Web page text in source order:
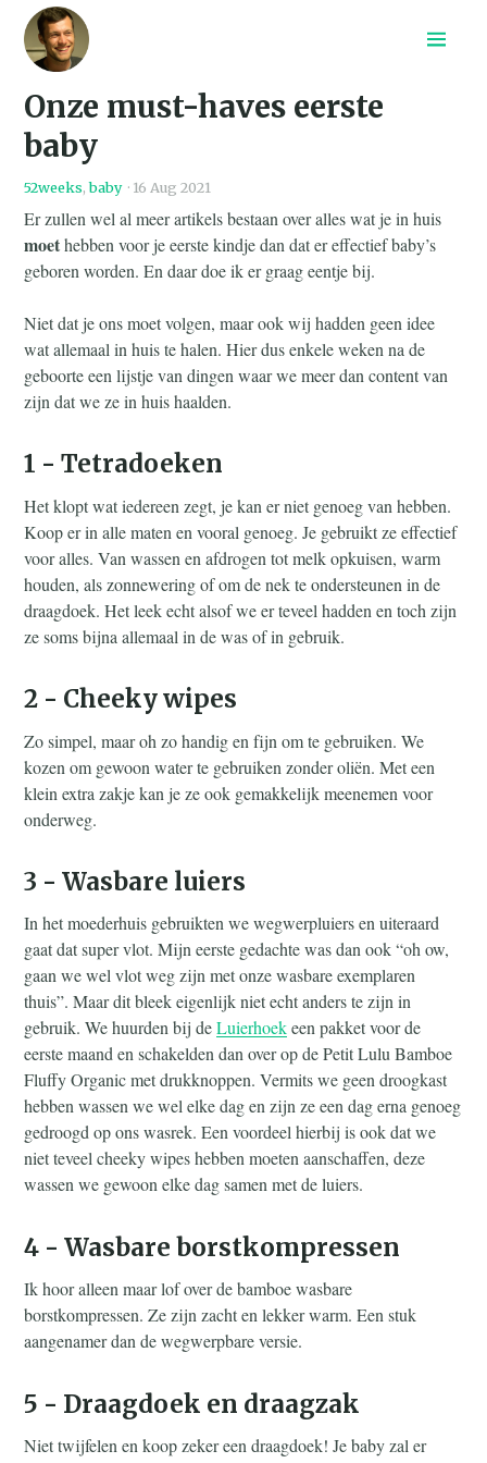
Onze must-haves eerste
baby
52weeks,baby· 16 Aug 2021
Er zullen wel al meer artikels bestaan over alles wat je in huis
moethebben voor je eerste kindje dan dat er effectief baby’s
geboren worden. En daar doe ik er graag eentje bij.
Niet dat je ons moet volgen, maar ook wij hadden geen idee
wat allemaal in huis te halen. Hier dus enkele weken na de
geboorte een lijstje van dingen waar we meer dan content van
zijn dat we ze in huis haalden.
1 - Tetradoeken
Het klopt wat iedereen zegt, je kan er niet genoeg van hebben.
Koop er in alle maten en vooral genoeg. Je gebruikt ze effectief
voor alles. Van wassen en afdrogen tot melk opkuisen, warm
houden, als zonnewering of om de nek te ondersteunen in de
draagdoek. Het leek echt alsof we er teveel hadden en toch zijn
ze soms bijna allemaal in de was of in gebruik.
2 - Cheeky wipes
Zo simpel, maar oh zo handig en fijn om te gebruiken. We
kozen om gewoon water te gebruiken zonder oliën. Met een
klein extra zakje kan je ze ook gemakkelijk meenemen voor
onderweg.
3 - Wasbare luiers
In het moederhuis gebruikten we wegwerpluiers en uiteraard
gaat dat super vlot. Mijn eerste gedachte was dan ook “oh ow,
gaan we wel vlot weg zijn met onze wasbare exemplaren
thuis”. Maar dit bleek eigenlijk niet echt anders te zijn in
gebruik. We huurden bij deLuierhoekeen pakket voor de
eerste maand en schakelden dan over op de Petit Lulu Bamboe
Fluffy Organic met drukknoppen. Vermits we geen droogkast
hebben wassen we wel elke dag en zijn ze een dag erna genoeg
gedroogd op ons wasrek. Een voordeel hierbij is ook dat we
niet teveel cheeky wipes hebben moeten aanschaffen, deze
wassen we gewoon elke dag samen met de luiers.
4 - Wasbare borstkompressen
Ik hoor alleen maar lof over de bamboe wasbare
borstkompressen. Ze zijn zacht en lekker warm. Een stuk
aangenamer dan de wegwerpbare versie.
5 - Draagdoek en draagzak
Niet twijfelen en koop zeker een draagdoek! Je baby zal er